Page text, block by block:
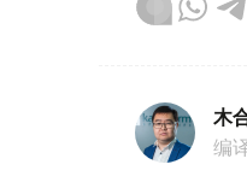
木
编